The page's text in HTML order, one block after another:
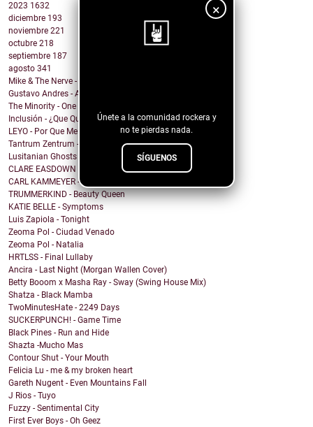
×
Únete a la comunidad rockera y
no te pierdas nada.
SÍGUENOS
2023 1632
diciembre 193
noviembre 221
octubre 218
septiembre 187
agosto 341
Mike & The Nerve - Fool's Gold, False Idols
Gustavo Andres - AiRA
The Minority - One Of A Kind
Inclusión - ¿Que Quieres de Mí?
LEYO - Por Que Me Haces Llorar
Tantrum Zentrum - Don't Be A Fascist
Lusitanian Ghosts - September
CLARE EASDOWN - I Break
CARL KAMMEYER - One
TRUMMERKIND - Beauty Queen
KATIE BELLE - Symptoms
Luis Zapiola - Tonight
Zeoma Pol - Ciudad Venado
Zeoma Pol - Natalia
HRTLSS - Final Lullaby
Ancira - Last Night (Morgan Wallen Cover)
Betty Booom x Masha Ray - Sway (Swing House Mix)
Shatza - Black Mamba
TwoMinutesHate - 2249 Days
SUCKERPUNCH! - Game Time
Black Pines - Run and Hide
Shazta -Mucho Mas
Contour Shut - Your Mouth
Felicia Lu - me & my broken heart
Gareth Nugent - Even Mountains Fall
J Rios - Tuyo
Fuzzy - Sentimental City
First Ever Boys - Oh Geez